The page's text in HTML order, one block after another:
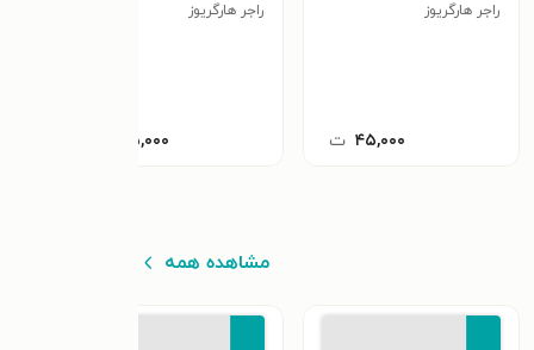
راجر هارگریوز
۴۵,۰۰۰ ت
راجر هارگریوز
۴۵,۰۰۰
مشاهده همه